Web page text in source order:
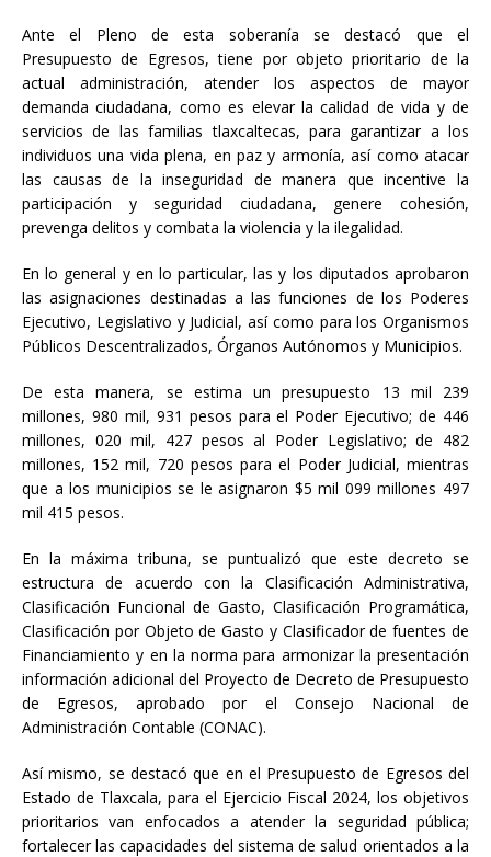
Ante el Pleno de esta soberanía se destacó que el
Presupuesto de Egresos, tiene por objeto prioritario de la
actual administración, atender los aspectos de mayor
demanda ciudadana, como es elevar la calidad de vida y de
servicios de las familias tlaxcaltecas, para garantizar a los
individuos una vida plena, en paz y armonía, así como atacar
las causas de la inseguridad de manera que incentive la
participación y seguridad ciudadana, genere cohesión,
prevenga delitos y combata la violencia y la ilegalidad.
En lo general y en lo particular, las y los diputados aprobaron
las asignaciones destinadas a las funciones de los Poderes
Ejecutivo, Legislativo y Judicial, así como para los Organismos
Públicos Descentralizados, Órganos Autónomos y Municipios.
De esta manera, se estima un presupuesto 13 mil 239
millones, 980 mil, 931 pesos para el Poder Ejecutivo; de 446
millones, 020 mil, 427 pesos al Poder Legislativo; de 482
millones, 152 mil, 720 pesos para el Poder Judicial, mientras
que a los municipios se le asignaron $5 mil 099 millones 497
mil 415 pesos.
En la máxima tribuna, se puntualizó que este decreto se
estructura de acuerdo con la Clasificación Administrativa,
Clasificación Funcional de Gasto, Clasificación Programática,
Clasificación por Objeto de Gasto y Clasificador de fuentes de
Financiamiento y en la norma para armonizar la presentación
información adicional del Proyecto de Decreto de Presupuesto
de Egresos, aprobado por el Consejo Nacional de
Administración Contable (CONAC).
Así mismo, se destacó que en el Presupuesto de Egresos del
Estado de Tlaxcala, para el Ejercicio Fiscal 2024, los objetivos
prioritarios van enfocados a atender la seguridad pública;
fortalecer las capacidades del sistema de salud orientados a la